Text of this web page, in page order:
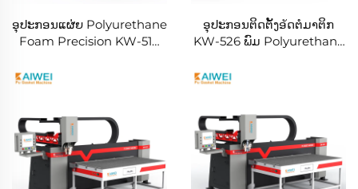
ອຸປະກອນແຜ່ຍ Polyurethane
Foam Precision KW-510
Door Foaming Machine
ອຸປະກອນຕິດຕັ້ງອัດຕໍມາຕິກ
KW-526 ພົມ Polyurethane